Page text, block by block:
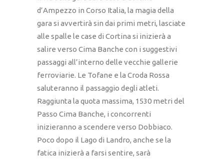
d’Ampezzo in Corso Italia, la magia della
gara si avvertirà sin dai primi metri, lasciate
alle spalle le case di Cortina si inizierà a
salire verso Cima Banche con i suggestivi
passaggi all’interno delle vecchie gallerie
ferroviarie. Le Tofane e la Croda Rossa
saluteranno il passaggio degli atleti.
Raggiunta la quota massima, 1530 metri del
Passo Cima Banche, i concorrenti
inizieranno a scendere verso Dobbiaco.
Poco dopo il Lago di Landro, anche se la
fatica inizierà a farsi sentire, sarà